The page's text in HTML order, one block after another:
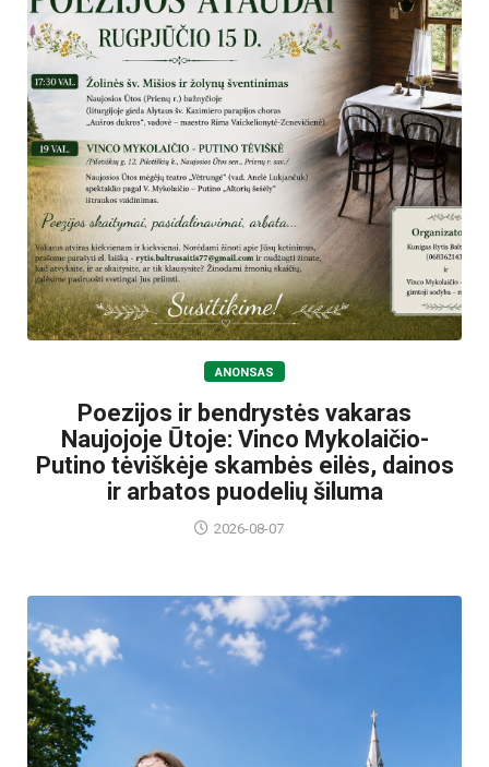
ANONSAS
Poezijos ir bendrystės vakaras
Naujojoje Ūtoje: Vinco Mykolaičio-
Putino tėviškėje skambės eilės, dainos
ir arbatos puodelių šiluma
2026-08-07